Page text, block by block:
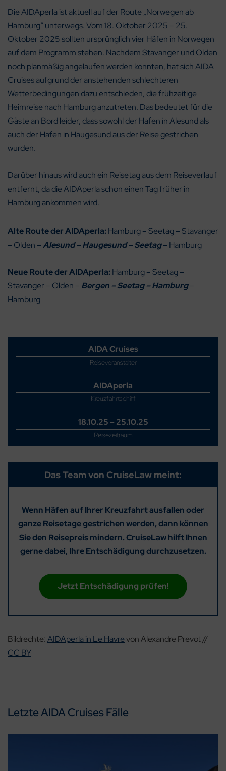
Die AIDAperla ist aktuell auf der Route „Norwegen ab
Hamburg“ unterwegs. Vom 18. Oktober 2025 – 25.
Oktober 2025 sollten ursprünglich vier Häfen in Norwegen
auf dem Programm stehen. Nachdem Stavanger und Olden
noch planmäßig angelaufen werden konnten, hat sich AIDA
Cruises aufgrund der anstehenden schlechteren
Wetterbedingungen dazu entschieden, die frühzeitige
Heimreise nach Hamburg anzutreten. Das bedeutet für die
Gäste an Bord leider, dass sowohl der Hafen in Alesund als
auch der Hafen in Haugesund aus der Reise gestrichen
wurden.
Darüber hinaus wird auch ein Reisetag aus dem Reiseverlauf
entfernt, da die AIDAperla schon einen Tag früher in
Hamburg ankommen wird.
Alte Route der AIDAperla: Hamburg – Seetag – Stavanger
– Olden –Alesund – Haugesund – Seetag– Hamburg
Neue Route der AIDAperla: Hamburg – Seetag –
Stavanger – Olden – Bergen – Seetag – Hamburg–
Hamburg
AIDA Cruises
Reiseveranstalter
AIDAperla
Kreuzfahrtschiff
18.10.25 – 25.10.25
Reisezeitraum
Das Team von CruiseLaw meint:
Wenn Häfen auf Ihrer Kreuzfahrt ausfallen oder
ganze Reisetage gestrichen werden, dann können
Sie den Reisepreis mindern. CruiseLaw hilft Ihnen
gerne dabei, Ihre Entschädigung durchzusetzen.
Jetzt Entschädigung prüfen!
Bildrechte:AIDAperla in Le Havrevon Alexandre Prevot //
CC BY
Letzte AIDA Cruises Fälle